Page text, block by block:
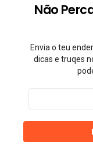
Não
Envia o teu
dicas e truqes
Endereço
email